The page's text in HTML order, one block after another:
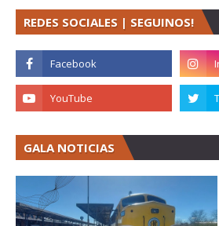
REDES SOCIALES | SEGUINOS!
GALA NOTICIAS